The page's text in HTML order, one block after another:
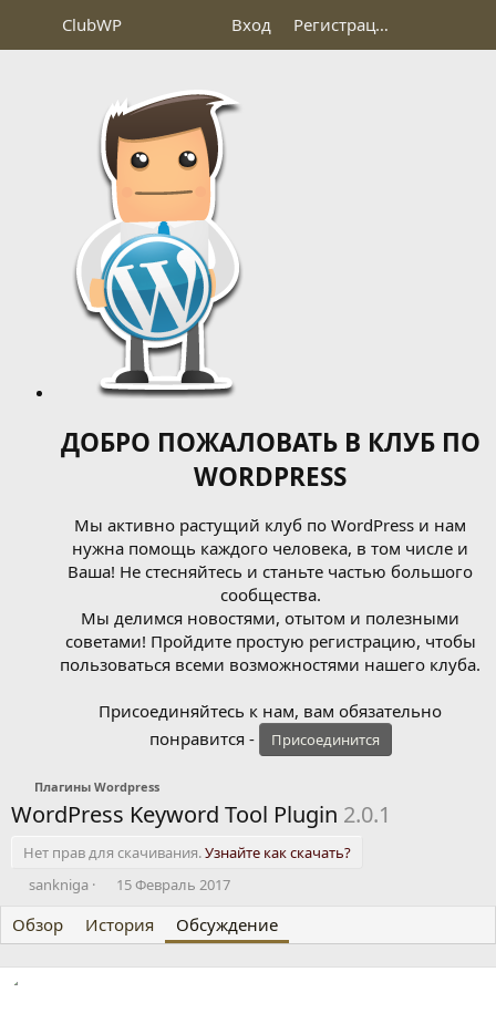
ClubWP Вход Регистрация
ДОБРО ПОЖАЛОВАТЬ В КЛУБ ПО
WORDPRESS
Мы активно растущий клуб по WordPress и нам
нужна помощь каждого человека, в том числе и
Ваша! Не стесняйтесь и станьте частью большого
сообщества.
Мы делимся новостями, отытом и полезными
советами! Пройдите простую регистрацию, чтобы
пользоваться всеми возможностями нашего клуба.
Присоединяйтесь к нам, вам обязательно
понравится -
Присоединится
Плагины Wordpress
WordPress Keyword Tool Plugin 2.0.1
Нет прав для скачивания.Узнайте как скачать?
А
т
о
р
sankniga
Д
т
а
н
15 Февраль 2017
Обзор История Обсуждение